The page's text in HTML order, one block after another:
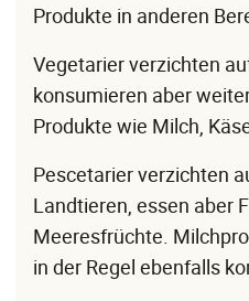
Produkte in anderen
Vegetarier verzichten
konsumieren aber
Produkte wie Milch,
Pescetarier verzichten
Landtieren, essen aber
Meeresfrüchte.
in der Regel ebenfalls